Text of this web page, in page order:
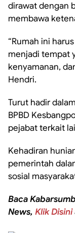
dirawat dengan
membawa
“Rumah ini
menjadi tempat
kenyamanan,
Hendri.
Turut hadir
BPBD
pejabat terkait
Kehadiran
pemerintah
sosial
Baca
News, Klik Disini